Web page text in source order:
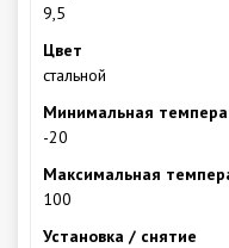
9,5
Цвет
стальной
Минимальная
-20
Максимальная
100
Установка / снятие